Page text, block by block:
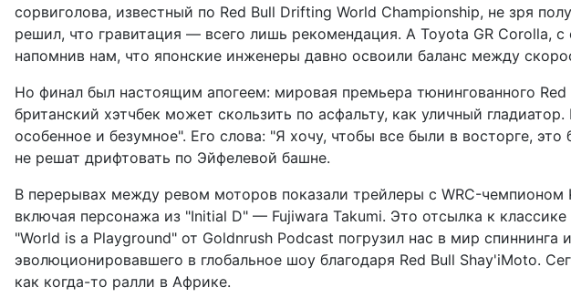
сорвиголова, известный по Red Bull Drifting World Championship, не зря
решил, что гравитация — всего лишь рекомендация. А Toyota GR Corolla,
напомнив нам, что японские инженеры давно освоили баланс между
Но финал был настоящим апогеем: мировая премьера тюнингованного
британский хэтчбек может скользить по асфальту, как уличный
особенное и безумное". Его слова: "Я хочу, чтобы все были в восторге,
не решат дрифтовать по Эйфелевой башне.
В перерывах между ревом моторов показали трейлеры с WRC-чемпионом
включая персонажа из "Initial D" — Fujiwara Takumi. Это отсылка к
"World is a Playground" от Goldnrush Podcast погрузил нас в мир
эволюционировавшего в глобальное шоу благодаря Red Bull Shay'iMoto.
как когда-то ралли в Африке.